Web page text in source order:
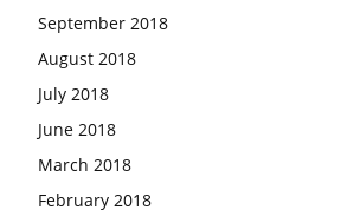
September 2018
August 2018
July 2018
June 2018
March 2018
February 2018